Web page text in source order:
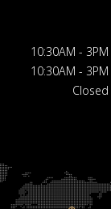
10:30AM - 3PM
10:30AM - 3PM
Closed